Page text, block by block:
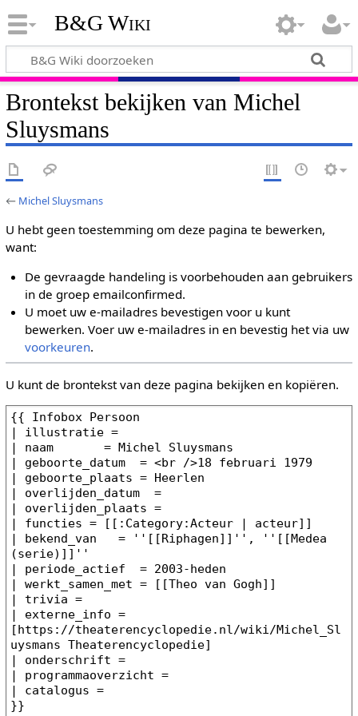
B&G Wiki
Brontekst bekijken van Michel
Sluysmans
← Michel Sluysmans
U hebt geen toestemming om deze pagina te bewerken,
want:
De gevraagde handeling is voorbehouden aan gebruikers
in de groep emailconfirmed.
U moet uw e-mailadres bevestigen voor u kunt
bewerken. Voer uw e-mailadres in en bevestig het via uw
voorkeuren.
U kunt de brontekst van deze pagina bekijken en kopiëren.